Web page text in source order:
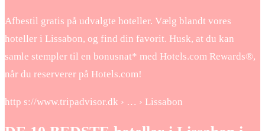
Afbestil gratis på udvalgte hoteller. Vælg blandt vores
hoteller i Lissabon, og find din favorit. Husk, at du kan
samle stempler til en bonusnat* med Hotels.com Rewards®,
når du reserverer på Hotels.com!
http s://www.tripadvisor.dk › … › Lissabon